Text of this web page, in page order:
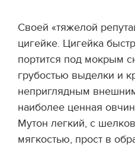
Своей «тяжелой
цигейке. Цигейка
портится под мокрым
грубостью выделки и
неприглядным
наиболее ценная
Мутон легкий, с
мягкостью, прост в